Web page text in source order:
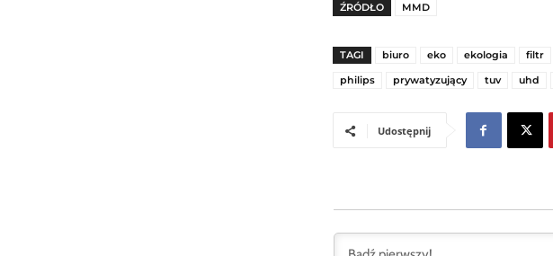
ŹRÓDŁO MMD
TAGI biuro eko ekologia filtr
philips
prywatyzujący tuv uhd
Udostępnij